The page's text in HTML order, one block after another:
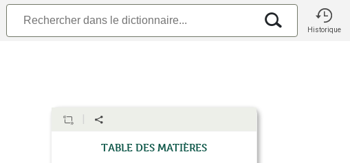
Historique
Table des matières